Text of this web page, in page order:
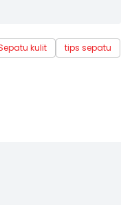
kulit
tips sepatu